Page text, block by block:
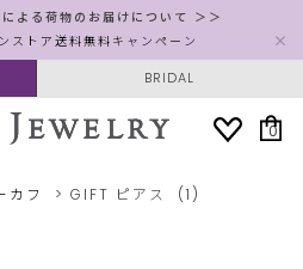
よる荷物のお届けについて ＞＞
トア送料無料キャンペーン
BRIDAL
0
カフ GIFT ピアス (1)